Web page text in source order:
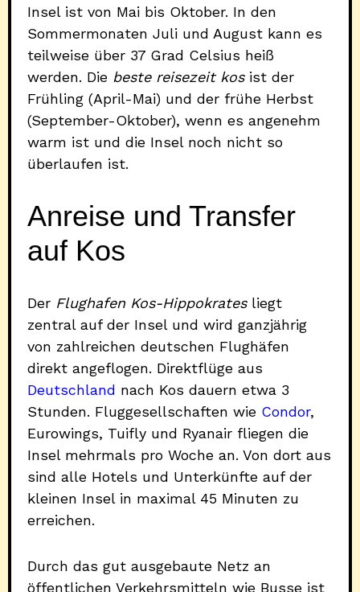
Insel ist von Mai bis Oktober. In den
Sommermonaten Juli und August kann es
teilweise über 37 Grad Celsius heiß
werden. Die beste reisezeit kosist der
Frühling (April-Mai) und der frühe Herbst
(September-Oktober), wenn es angenehm
warm ist und die Insel noch nicht so
überlaufen ist.
Anreise und Transfer
auf Kos
Der Flughafen Kos-Hippokratesliegt
zentral auf der Insel und wird ganzjährig
von zahlreichen deutschen Flughäfen
direkt angeflogen. Direktflüge aus
Deutschland nach Kos dauern etwa 3
Stunden. Fluggesellschaften wie Condor,
Eurowings, Tuifly und Ryanair fliegen die
Insel mehrmals pro Woche an. Von dort aus
sind alle Hotels und Unterkünfte auf der
kleinen Insel in maximal 45 Minuten zu
erreichen.
Durch das gut ausgebaute Netz an
öffentlichen Verkehrsmitteln wie Busse ist